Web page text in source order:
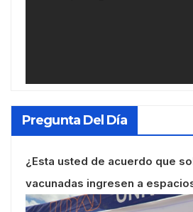
Pregunta Del Día
¿Esta usted de acuerdo que
vacunadas ingresen a